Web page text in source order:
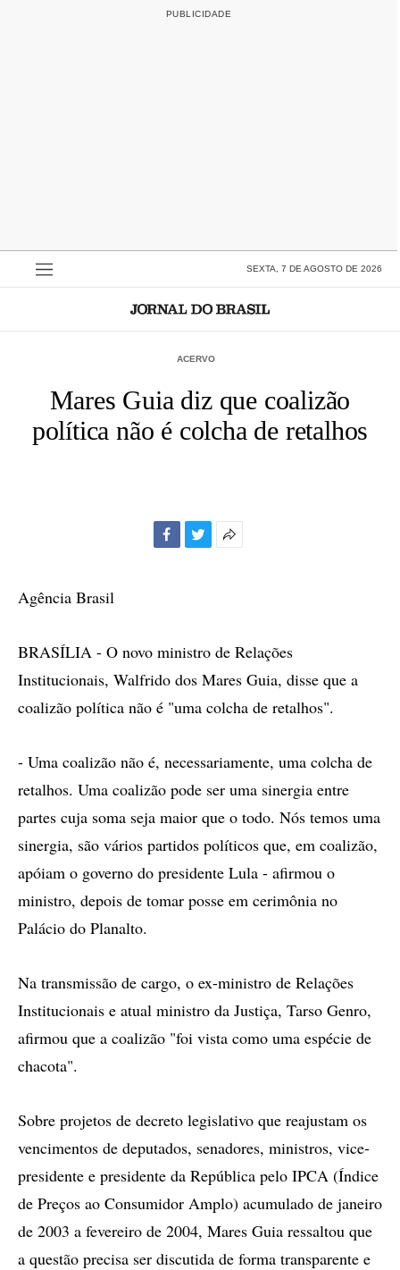
SEXTA, 7 DE AGOSTO DE 2026
ACERVO
Mares Guia diz que coalizão
política não é colcha de retalhos
Agência Brasil
BRASÍLIA - O novo ministro de Relações
Institucionais, Walfrido dos Mares Guia, disse que a
coalizão política não é "uma colcha de retalhos".
- Uma coalizão não é, necessariamente, uma colcha de
retalhos. Uma coalizão pode ser uma sinergia entre
partes cuja soma seja maior que o todo. Nós temos uma
sinergia, são vários partidos políticos que, em coalizão,
apóiam o governo do presidente Lula - afirmou o
ministro, depois de tomar posse em cerimônia no
Palácio do Planalto.
Na transmissão de cargo, o ex-ministro de Relações
Institucionais e atual ministro da Justiça, Tarso Genro,
afirmou que a coalizão "foi vista como uma espécie de
chacota".
Sobre projetos de decreto legislativo que reajustam os
vencimentos de deputados, senadores, ministros, vice-
presidente e presidente da República pelo IPCA (Índice
de Preços ao Consumidor Amplo) acumulado de janeiro
de 2003 a fevereiro de 2004, Mares Guia ressaltou que
a questão precisa ser discutida de forma transparente e